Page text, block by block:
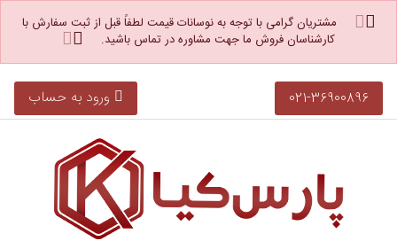
مشتریان گرامی با توجه به نوسانات قیمت لطفاً قبل از ثبت سفارش با
کارشناسان فروش ما جهت مشاوره در تماس باشید.
021-36900896 ورود به حساب